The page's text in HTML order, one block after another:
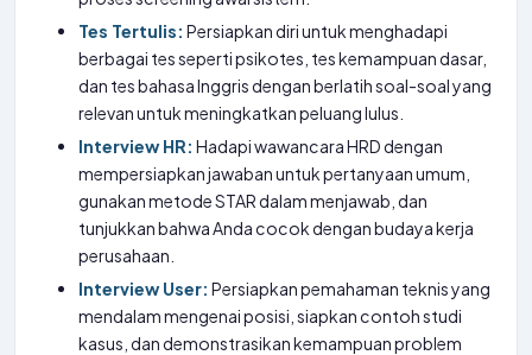
Tes Tertulis: Persiapkan diri untuk menghadapi
berbagai tes seperti psikotes, tes kemampuan dasar,
dan tes bahasa Inggris dengan berlatih soal-soal yang
relevan untuk meningkatkan peluang lulus.
Interview HR: Hadapi wawancara HRD dengan
mempersiapkan jawaban untuk pertanyaan umum,
gunakan metode STAR dalam menjawab, dan
tunjukkan bahwa Anda cocok dengan budaya kerja
perusahaan.
Interview User: Persiapkan pemahaman teknis yang
mendalam mengenai posisi, siapkan contoh studi
kasus, dan demonstrasikan kemampuan problem